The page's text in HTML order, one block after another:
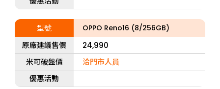
型號 OPPO Reno16 (8/256GB)
原廠建議售價
24,990
米可破盤價
洽門市人員
優惠活動